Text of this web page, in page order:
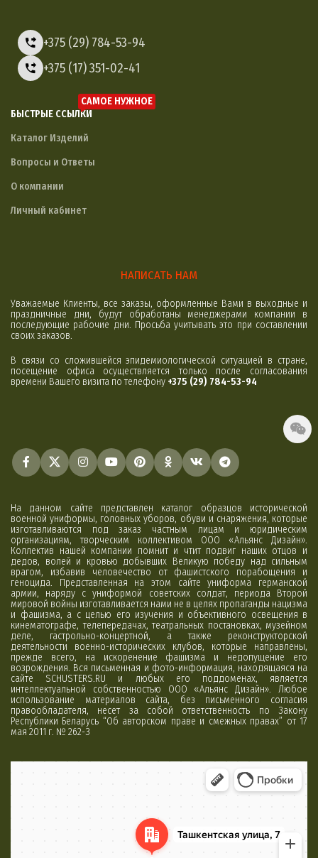
+375 (29) 784-53-94
+375 (17) 351-02-41
БЫСТРЫЕ ССЫЛКИ
САМОЕ НУЖНОЕ
Каталог Изделий
Вопросы и Ответы
О компании
Личный кабинет
НАПИСАТЬ НАМ
Уважаемые Клиенты, все заказы, оформленные Вами в выходные и
праздничные дни, будут обработаны менеджерами компании в
последующие рабочие дни. Просьба учитывать это при составлении
своих заказов.
В связи со сложившейся эпидемиологической ситуацией в стране,
посещение офиса осуществляется только после согласования
времени Вашего визита по телефону +375 (29) 784-53-94
На данном сайте представлен каталог образцов исторической
военной униформы, головных уборов, обуви и снаряжения, которые
изготавливаются под заказ частным лицам и юридическим
организациям, творческим коллективом ООО «Альянс Дизайн».
Коллектив нашей компании помнит и чтит подвиг наших отцов и
дедов, волей и кровью добывших Великую победу над сильным
врагом, избавив человечество от фашистского порабощения и
геноцида. Представленная на этом сайте униформа германской
армии, наряду с униформой советских солдат, периода Второй
мировой войны изготавливается нами не в целях пропаганды нацизма
и фашизма, а с целью его изучения и объективного освещения в
кинематографе, телепередачах, театральных постановках, музейном
деле, гастрольно-концертной, а также реконструкторской
деятельности военно-исторических клубов, которые направлены,
прежде всего, на искоренение фашизма и недопущение его
возрождения. Вся письменная и фото-информация, находящаяся на
сайте SCHUSTERS.RU и любых его поддоменах, является
интеллектуальной собственностью ООО «Альянс Дизайн». Любое
использование материалов сайта, без письменного согласия
правообладателя, несет за собой ответственность по Закону
Республики Беларусь “Об авторском праве и смежных правах” от 17
мая 2011 г. № 262-З